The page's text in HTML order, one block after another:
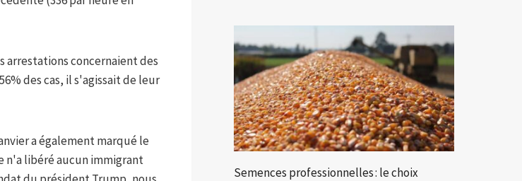
arrestations concernaient des
des cas, il s'agissait de leur
a également marqué le
n'a libéré aucun immigrant
Semences professionnelles : le choix